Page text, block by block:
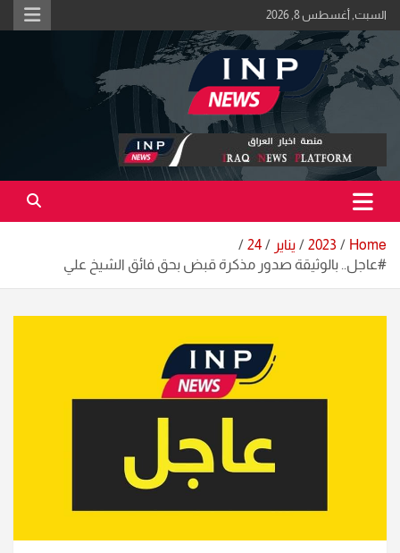
Skip
to
content
السبت, أغسطس 8, 2026
منصة اخبار العراق
اكبر منصة خبرية في العراق | #الحقيقة_اولاً
Home
2023 يناير
24
#عاجل.. بالوثيقة صدور مذكرة قبض بحق فائق الشيخ علي